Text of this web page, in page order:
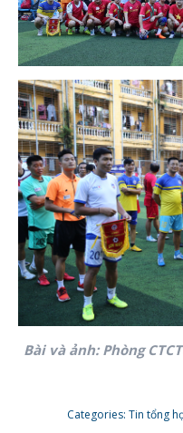
Bài và ảnh: Phòng
Categories: Tin tổng